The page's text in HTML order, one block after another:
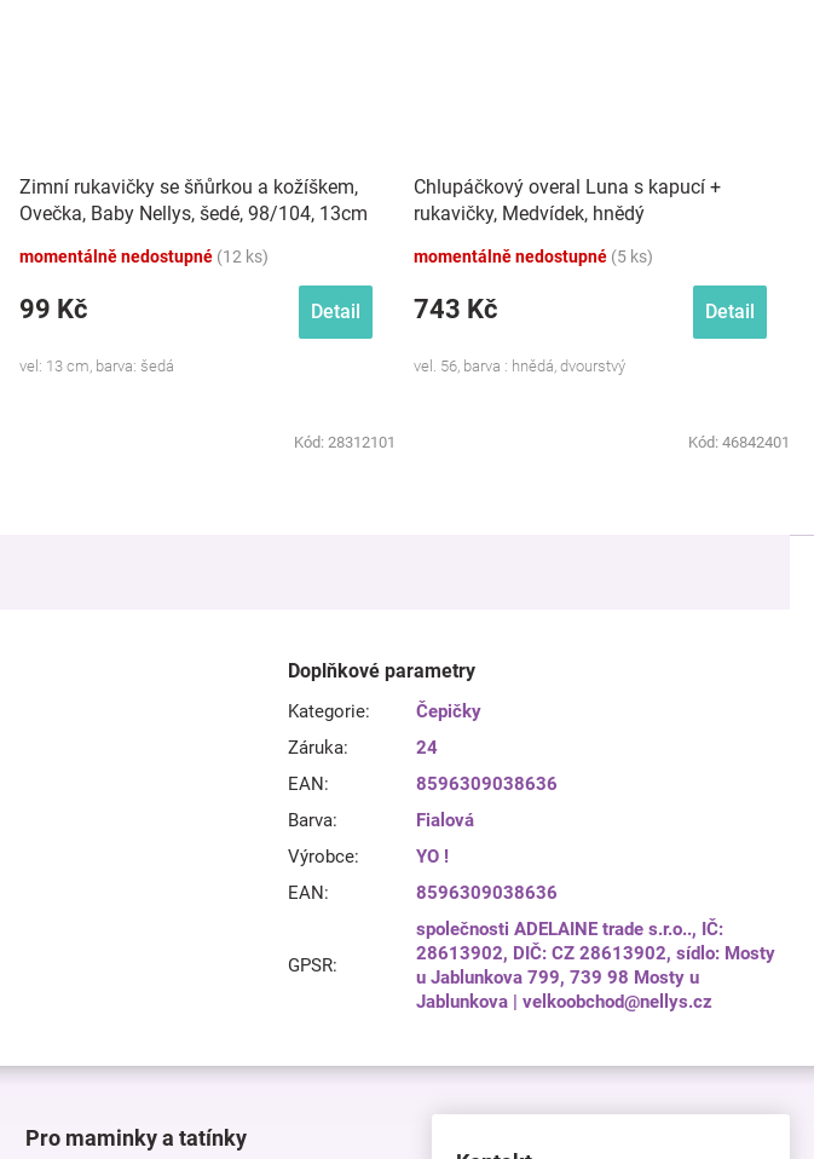
Zimní rukavičky se šňůrkou a kožíškem,
Ovečka, Baby Nellys, šedé, 98/104, 13cm
momentálně nedostupné (12 ks)
99 Kč Detail
vel: 13 cm, barva: šedá
Kód: 28312101
Chlupáčkový overal Luna s kapucí +
rukavičky, Medvídek, hnědý
momentálně nedostupné (5 ks)
743 Kč Detail
vel. 56, barva : hnědá, dvourstvý
Kód: 46842401
Doplňkové parametry
Kategorie:
Čepičky
Záruka:
24
EAN:
8596309038636
Barva:
Fialová
Výrobce:
YO !
EAN: 8596309038636
GPSR:
společnosti ADELAINE trade s.r.o.., IČ:
28613902, DIČ: CZ 28613902, sídlo: Mosty
u Jablunkova 799, 739 98 Mosty u
Jablunkova | velkoobchod@nellys.cz
Pro maminky a tatínky